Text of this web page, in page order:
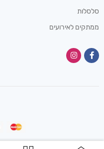
סלסלות
ממתקים לאירועים